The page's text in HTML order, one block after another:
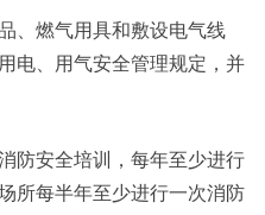
燃气用具和敷设电气线
电、用气安全管理规定，并
安全培训，每年至少进行
所每半年至少进行一次消防